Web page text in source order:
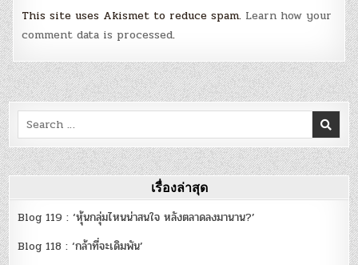
This site uses Akismet to reduce spam. Learn how your
comment data is processed.
Search
for:
เรื่องล่าสุด
Blog 119 : ‘หุ้นกลุ่มไหนน่าสนใจ หลังตลาดลงมานาน?’
Blog 118 : ‘กล้าที่จะเดิมพัน’